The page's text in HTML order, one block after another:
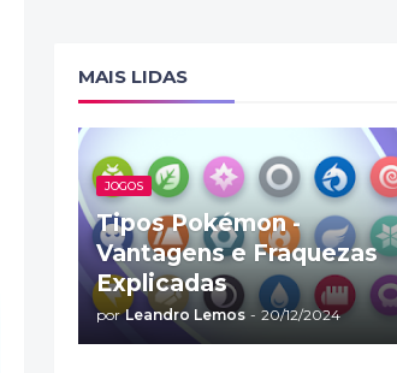
MAIS LIDAS
JOGOS
Tipos Pokémon -
Vantagens e Fraquezas
Explicadas
por Leandro Lemos - 20/12/2024